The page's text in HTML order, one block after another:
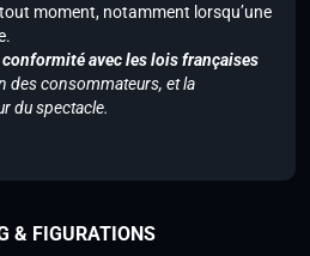
moment, notamment lorsqu’une
avec les lois françaises
des consommateurs, et la
du spectacle.
& FIGURATIONS